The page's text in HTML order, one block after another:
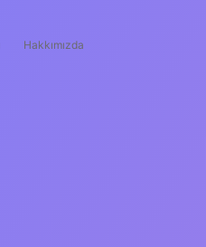
Hakkımızda